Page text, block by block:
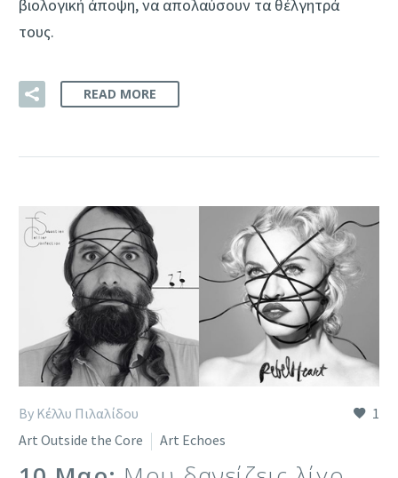
βιολογική άποψη, να απολαύσουν τα θέλγητρά
τους.
READ MORE
1
By Κέλλυ Πιλαλίδου
Art Outside the Core
Art Echoes